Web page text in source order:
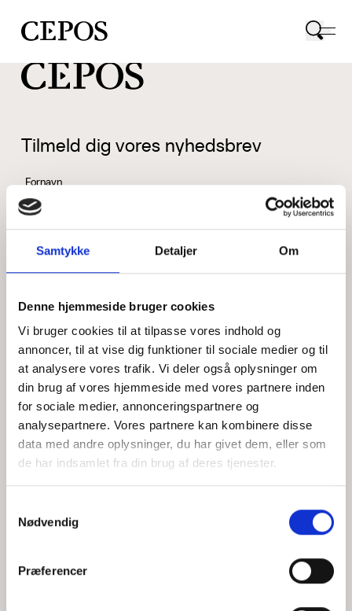
Samtykke Detaljer Om
Denne hjemmeside bruger cookies
Vi bruger cookies til at tilpasse vores indhold og
annoncer, til at vise dig funktioner til sociale medier og til
at analysere vores trafik. Vi deler også oplysninger om
din brug af vores hjemmeside med vores partnere inden
for sociale medier, annonceringspartnere og
analysepartnere. Vores partnere kan kombinere disse
data med andre oplysninger, du har givet dem, eller som
de har indsamlet fra din brug af deres tjenester.
Nødvendig
Præferencer
CEPOS logo
Tilmeld dig vores nyhedsbrev
Fornavn
Efternavn
Jeg accepterer behandlingen af mine personoplysninger i
henhold tilprivatlivspolitikken